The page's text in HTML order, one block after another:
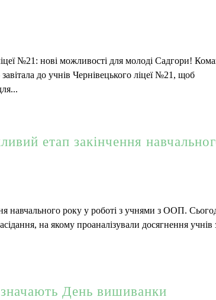
№21: нові можливості для молоді Садгори!
до учнів Чернівецького ліцеї №21, щоб
етап закінчення
навчального року у роботі з учнями з ООП.
на якому проаналізували досягнення учнів
День вишиванки